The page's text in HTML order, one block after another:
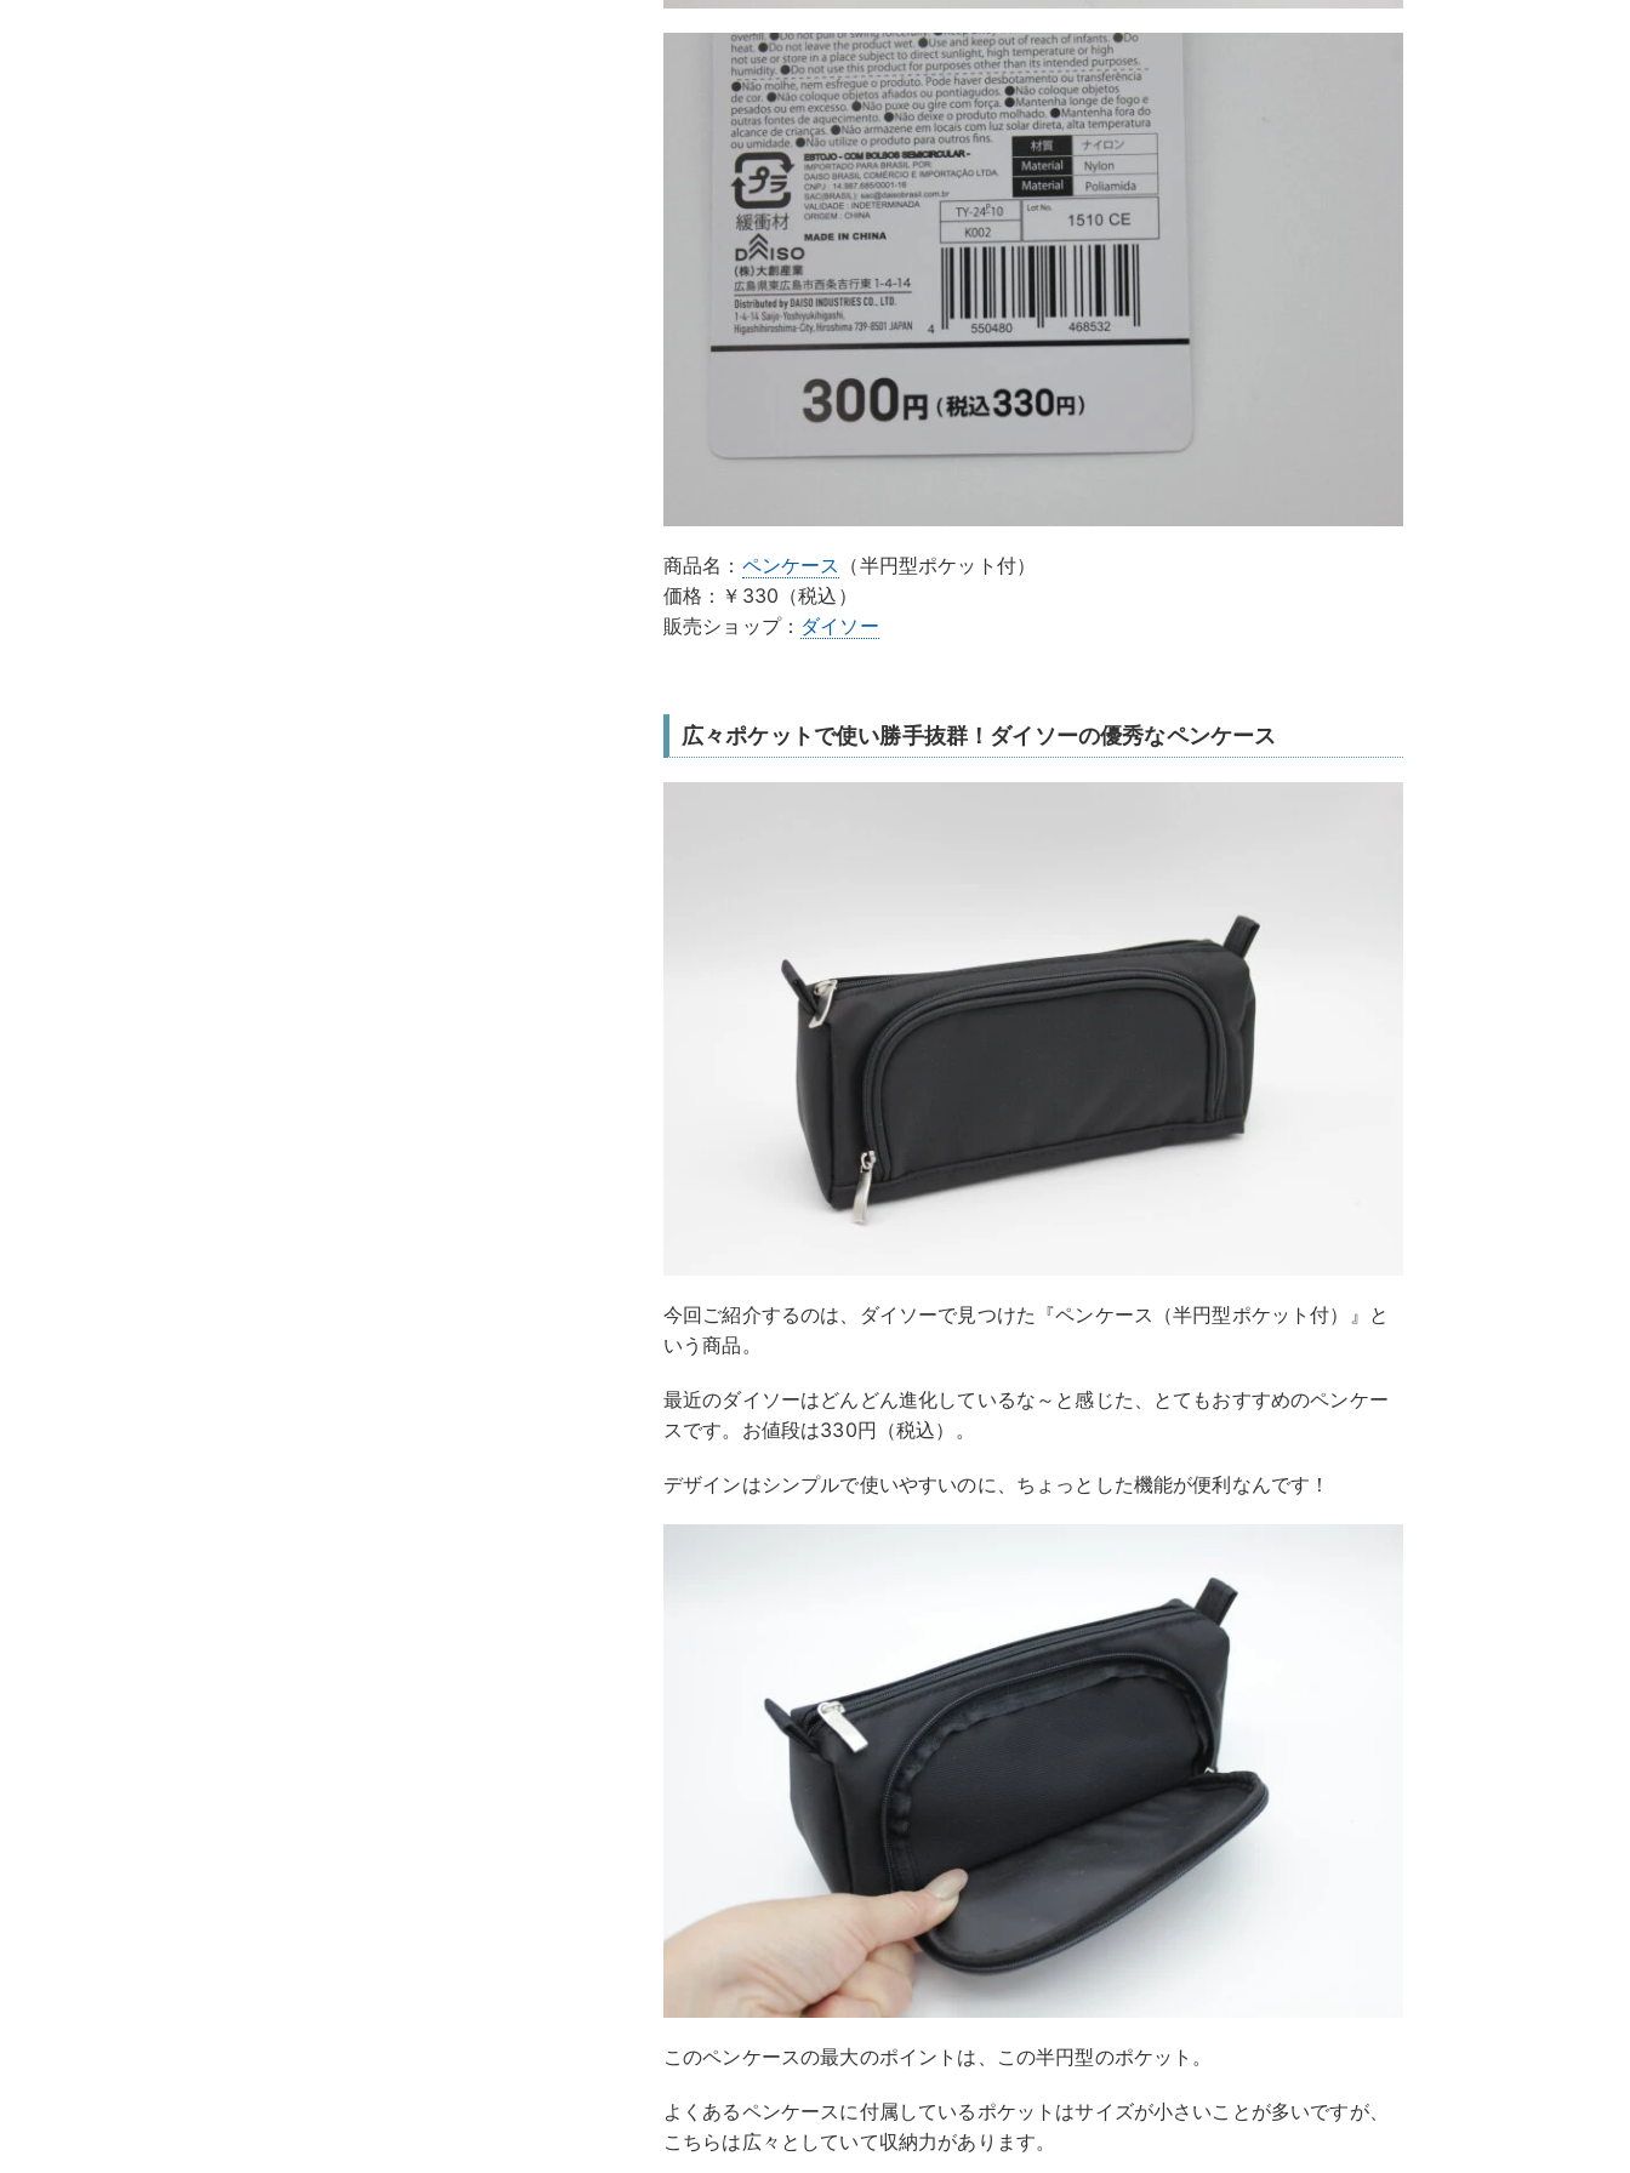
商品名： ペンケース （半円型ポケット付）
価格：￥330（税込）
販売ショップ： ダイソー
広々ポケットで使い勝手抜群！ダイソーの優秀なペンケース
今回ご紹介するのは、ダイソーで見つけた『ペンケース（半円型ポケット付）』と
いう商品。
最近のダイソーはどんどん進化しているな～と感じた、とてもおすすめのペンケー
スです。お値段は330円（税込）。
デザインはシンプルで使いやすいのに、ちょっとした機能が便利なんです！
このペンケースの最大のポイントは、この半円型のポケット。
よくあるペンケースに付属しているポケットはサイズが小さいことが多いですが、
こちらは広々としていて収納力があります。